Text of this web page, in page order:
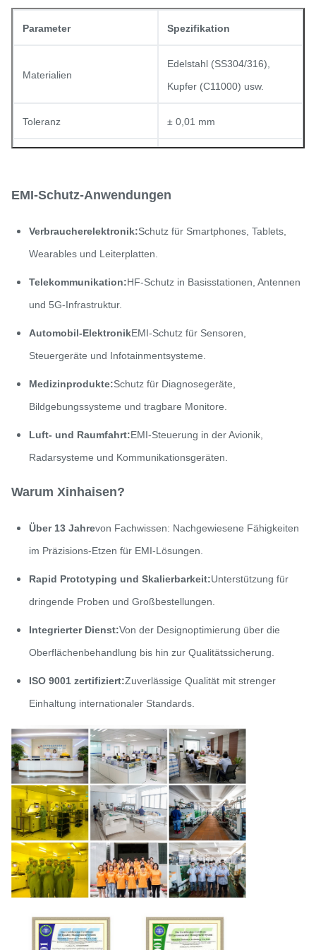
Parameter Spezifikation
Materialien
Edelstahl (SS304/316),
Kupfer (C11000) usw.
Toleranz ± 0,01 mm
Oberflächenbehandlungen
Passivierung, leitfähige
Oxid
EMI-Schutz-Anwendungen
Verbraucherelektronik:Schutz für Smartphones, Tablets,
Wearables und Leiterplatten.
Telekommunikation:HF-Schutz in Basisstationen, Antennen
und 5G-Infrastruktur.
Automobil-ElektronikEMI-Schutz für Sensoren,
Steuergeräte und Infotainmentsysteme.
Medizinprodukte:Schutz für Diagnosegeräte,
Bildgebungssysteme und tragbare Monitore.
Luft- und Raumfahrt:EMI-Steuerung in der Avionik,
Radarsysteme und Kommunikationsgeräten.
Warum Xinhaisen?
Über 13 Jahrevon Fachwissen: Nachgewiesene Fähigkeiten
im Präzisions-Etzen für EMI-Lösungen.
Rapid Prototyping und Skalierbarkeit:Unterstützung für
dringende Proben und Großbestellungen.
Integrierter Dienst:Von der Designoptimierung über die
Oberflächenbehandlung bis hin zur Qualitätssicherung.
ISO 9001 zertifiziert:Zuverlässige Qualität mit strenger
Einhaltung internationaler Standards.